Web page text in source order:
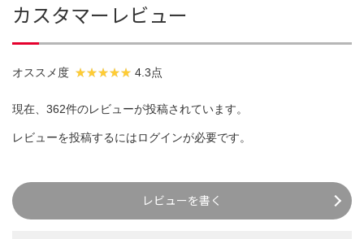
カスタマーレビュー
オススメ度 4.3点
現在、362件のレビューが投稿されています。
レビューを投稿するにはログインが必要です。
レビューを書く